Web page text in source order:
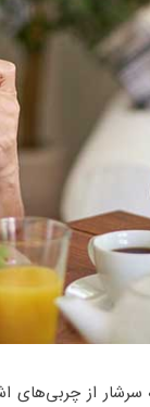
از چربی‌های